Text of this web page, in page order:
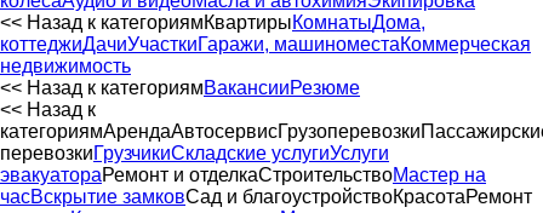
<< Назад к категориямКвартирыКомнатыДома,
коттеджиДачиУчасткиГаражи, машиноместаКоммерческая
недвижимость
<< Назад к категориямВакансииРезюме
<< Назад к
категориямАрендаАвтосервиcГрузоперевозки
перевозкиГрузчикиСкладские услугиУслуги
эвакуатораРемонт и отделкаСтроительствоМастер на
часВскрытие замковСад и благоустройствоКрасотаРемонт